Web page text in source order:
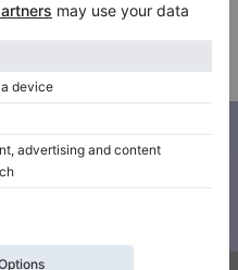
newslettera
nowościami Klaviano